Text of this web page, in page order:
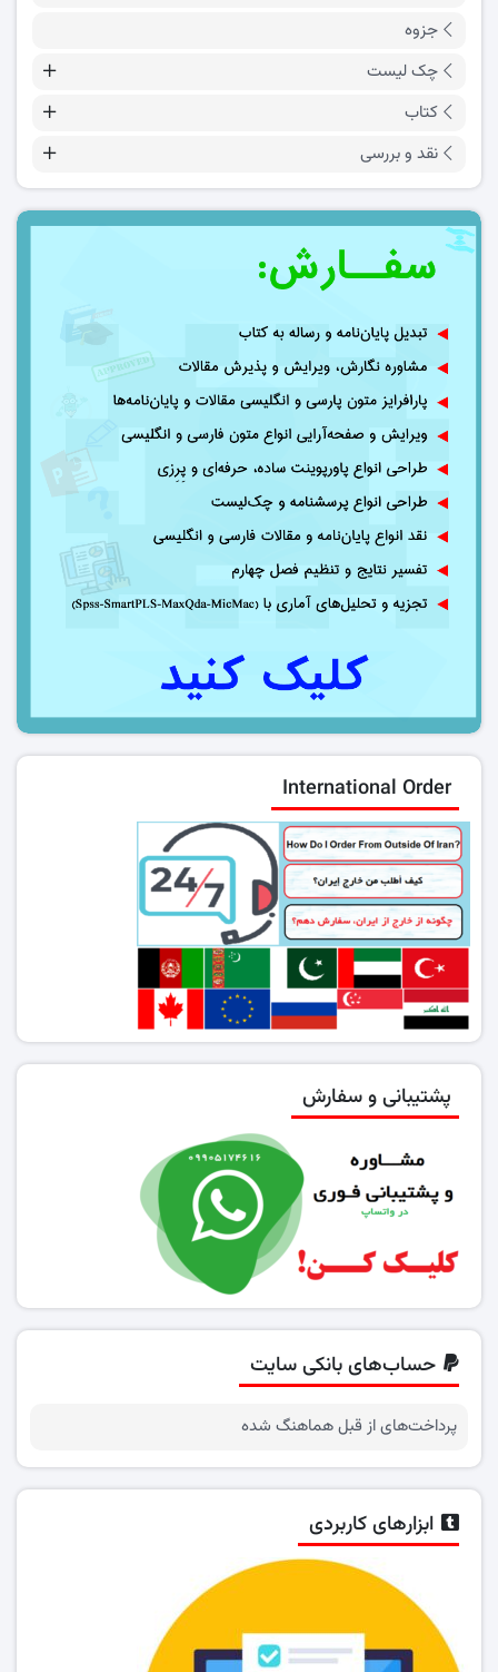
جزوه
چک لیست
کتاب
نقد و بررسی
International Order
پشتیبانی و سفارش
حساب‌های بانکی سایت
پرداخت‌های از قبل هماهنگ شده
ابزارهای کاربردی